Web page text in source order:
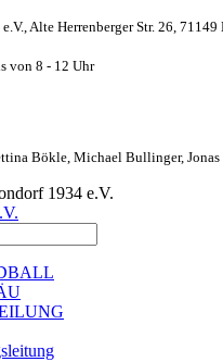
Alte Herrenberger Str. 26,
von 8 - 12 Uhr
Bökle, Michael Bullinger, Jonas
1934 e.V.